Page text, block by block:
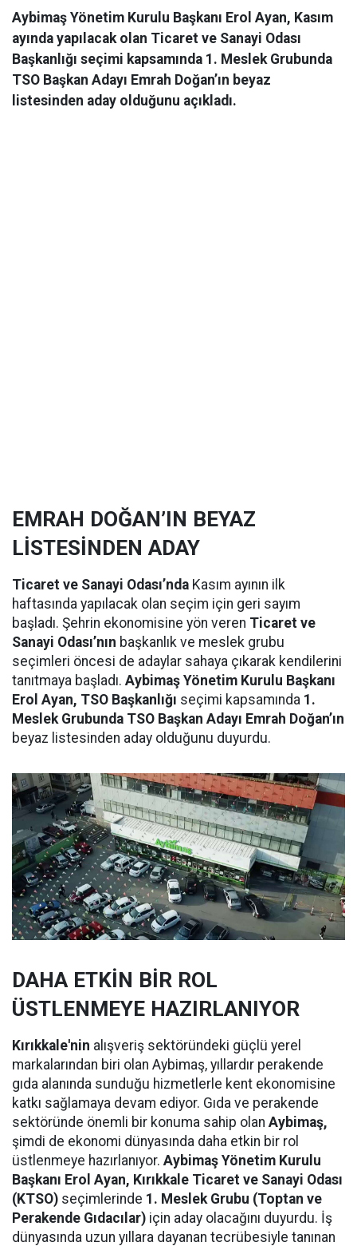
Aybimaş Yönetim Kurulu Başkanı Erol Ayan, Kasım
ayında yapılacak olan Ticaret ve Sanayi Odası
Başkanlığı seçimi kapsamında 1. Meslek Grubunda
TSO Başkan Adayı Emrah Doğan’ın beyaz
listesinden aday olduğunu açıkladı.
EMRAH DOĞAN’IN BEYAZ
LİSTESİNDEN ADAY
Ticaret ve Sanayi Odası’nda Kasım ayının ilk
haftasında yapılacak olan seçim için geri sayım
başladı. Şehrin ekonomisine yön veren Ticaret ve
Sanayi Odası’nın başkanlık ve meslek grubu
seçimleri öncesi de adaylar sahaya çıkarak kendilerini
tanıtmaya başladı. Aybimaş Yönetim Kurulu Başkanı
Erol Ayan, TSO Başkanlığı seçimi kapsamında 1.
Meslek Grubunda TSO Başkan Adayı Emrah Doğan’ın
beyaz listesinden aday olduğunu duyurdu.
DAHA ETKİN BİR ROL
ÜSTLENMEYE HAZIRLANIYOR
Kırıkkale'nin alışveriş sektöründeki güçlü yerel
markalarından biri olan Aybimaş, yıllardır perakende
gıda alanında sunduğu hizmetlerle kent ekonomisine
katkı sağlamaya devam ediyor. Gıda ve perakende
sektöründe önemli bir konuma sahip olan Aybimaş,
şimdi de ekonomi dünyasında daha etkin bir rol
üstlenmeye hazırlanıyor. Aybimaş Yönetim Kurulu
Başkanı Erol Ayan, Kırıkkale Ticaret ve Sanayi Odası
(KTSO) seçimlerinde 1. Meslek Grubu (Toptan ve
Perakende Gıdacılar) için aday olacağını duyurdu. İş
dünyasında uzun yıllara dayanan tecrübesiyle tanınan